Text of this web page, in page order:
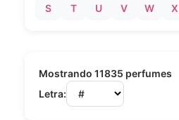
S T U V W X
Mostrando 11835 perfumes
Letra: